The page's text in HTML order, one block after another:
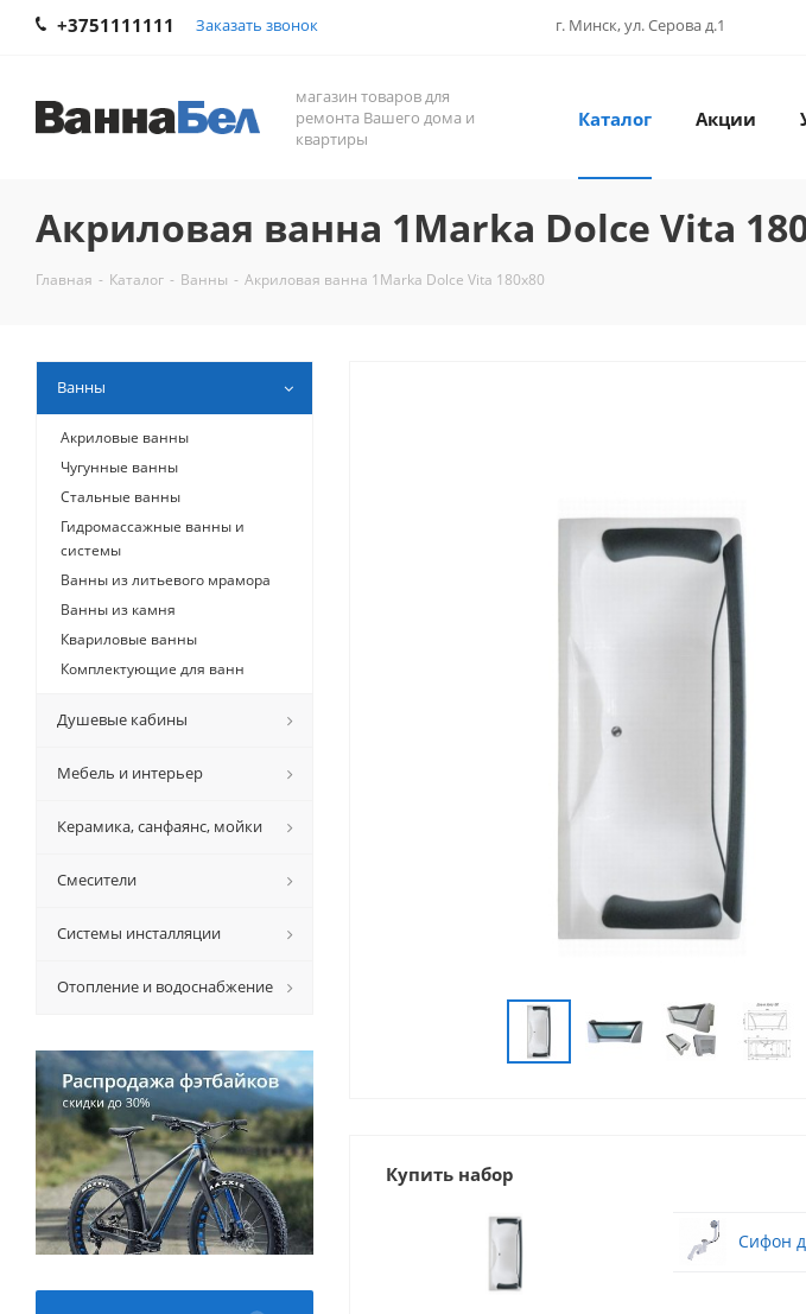
+3751111111 Заказать звонок г. Минск, ул. Серова д.1
магазин товаров для
ремонта Вашего дома и
квартиры
Каталог Акции
Акриловая ванна 1Marka Dolce Vita
Главная - Каталог - Ванны - Акриловая ванна 1Marka Dolce Vita 180x80
Купить набор
Сифон
Ванны
Акриловые ванны
Чугунные ванны
Стальные ванны
Гидромассажные ванны и
системы
Ванны из литьевого мрамора
Ванны из камня
Квариловые ванны
Комплектующие для ванн
Душевые кабины
Мебель и интерьер
Керамикa, санфаянс, мойки
Смесители
Системы инсталляции
Отопление и водоснабжение